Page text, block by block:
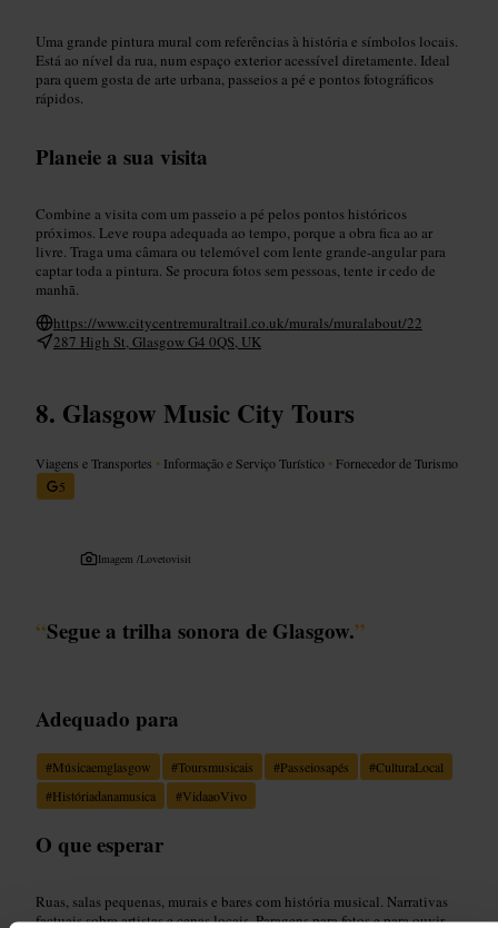
Uma grande pintura mural com referências à história e símbolos locais.
Está ao nível da rua, num espaço exterior acessível diretamente. Ideal
para quem gosta de arte urbana, passeios a pé e pontos fotográficos
rápidos.
Planeie a sua visita
Combine a visita com um passeio a pé pelos pontos históricos
próximos. Leve roupa adequada ao tempo, porque a obra fica ao ar
livre. Traga uma câmara ou telemóvel com lente grande-angular para
captar toda a pintura. Se procura fotos sem pessoas, tente ir cedo de
manhã.
https://www.citycentremuraltrail.co.uk/murals/muralabout/22
287 High St, Glasgow G4 0QS, UK
Glasgow Music City Tours
Viagens e Transportes • Informação e Serviço Turístico • Fornecedor de Turismo
5
Imagem /Lovetovisit
“Segue a trilha sonora de Glasgow.”
Adequado para
#Músicaemglasgow #Toursmusicais #Passeiosapés #CulturaLocal
#Históriadanamusica #VidaaoVivo
O que esperar
Ruas, salas pequenas, murais e bares com história musical. Narrativas
factuais sobre artistas e cenas locais. Paragens para fotos e para ouvir